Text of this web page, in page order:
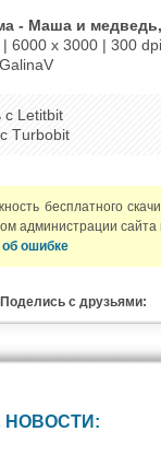
- Маша и
| 6000 x 3000 | 300
с Letitbit
Тurbobit
бесплатного
администрации
ошибке
с друзьями:
НОВОСТИ: